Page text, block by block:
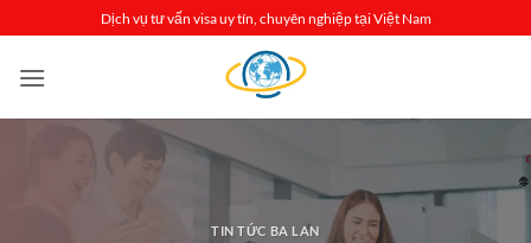
qua
nội
Dịch vụ tư vấn visa uy tín, chuyên nghiệp tại Việt Nam
TIN TỨC BA LAN